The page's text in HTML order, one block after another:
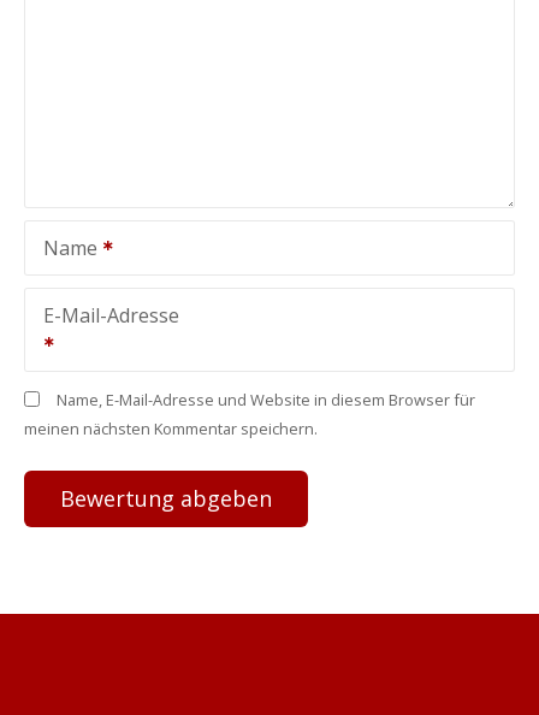
Name
E-Mail-Adresse
Name, E-Mail-Adresse und Website in diesem Browser für
meinen nächsten Kommentar speichern.